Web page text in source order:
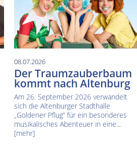
08.07.2026
Der Traumzauberbaum
kommt nach Altenburg
Am 26. September 2026 verwandelt
sich die Altenburger Stadthalle
„Goldener Pflug“ für ein besonderes
musikalisches Abenteuer in eine...
[mehr]